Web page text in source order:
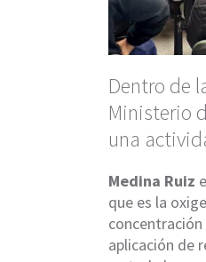
Dentro de
Ministerio
una
Medina Ruiz
que es la
aplicación de